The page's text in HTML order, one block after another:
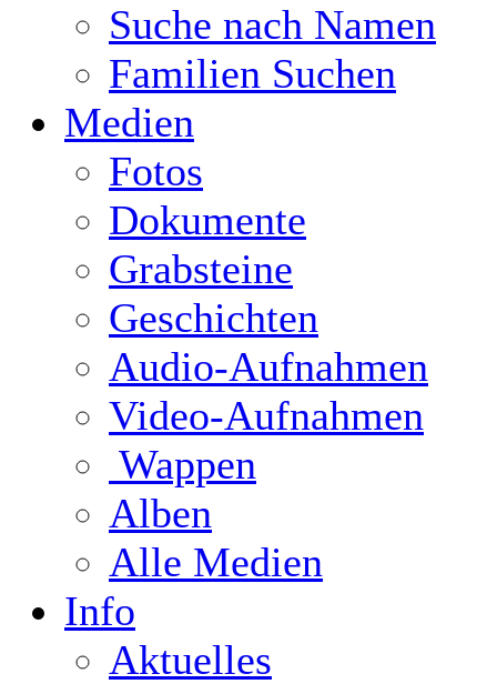
Suche nach Namen
Familien Suchen
Medien
Fotos
Dokumente
Grabsteine
Geschichten
Audio-Aufnahmen
Video-Aufnahmen
Wappen
Alben
Alle Medien
Info
Aktuelles